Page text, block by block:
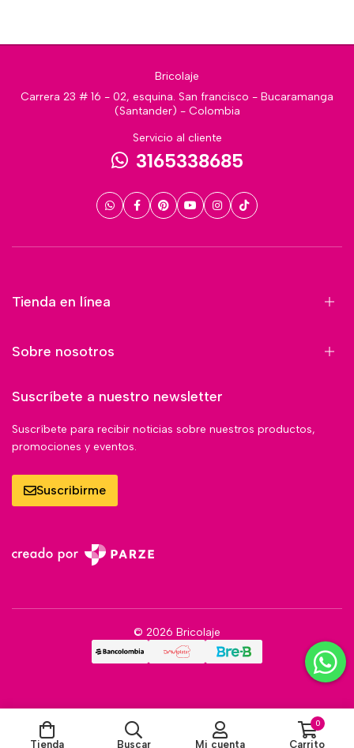
Bricolaje
Carrera 23 # 16 - 02, esquina. San francisco - Bucaramanga
(Santander) - Colombia
Servicio al cliente
3165338685
Tienda en línea
Sobre nosotros
Suscríbete a nuestro newsletter
Suscríbete para recibir noticias sobre nuestros productos,
promociones y eventos.
Suscribirme
© 2026 Bricolaje
Tienda Buscar Mi cuenta
0
Carrito